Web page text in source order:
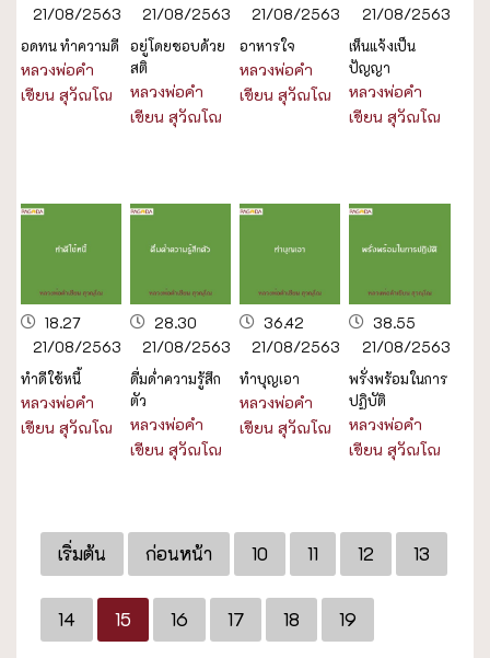
21/08/2563
อดทน ทำความดี
หลวงพ่อคำ
เขียน สุวัณโณ
21/08/2563
อยู่โดยชอบด้วย
สติ
หลวงพ่อคำ
เขียน สุวัณโณ
21/08/2563
อาหารใจ
หลวงพ่อคำ
เขียน สุวัณโณ
21/08/2563
เห็นแจ้งเป็น
ปัญญา
หลวงพ่อคำ
เขียน สุวัณโณ
18.27
21/08/2563
ทำดีใช้หนี้
หลวงพ่อคำ
เขียน สุวัณโณ
28.30
21/08/2563
ดื่มด่ำความรู้สึก
ตัว
หลวงพ่อคำ
เขียน สุวัณโณ
36.42
21/08/2563
ทำบุญเอา
หลวงพ่อคำ
เขียน สุวัณโณ
38.55
21/08/2563
พรั่งพร้อมในการ
ปฏิบัติ
หลวงพ่อคำ
เขียน สุวัณโณ
เริ่มต้น ก่อนหน้า 10 11 12 13
14 15 16 17 18 19